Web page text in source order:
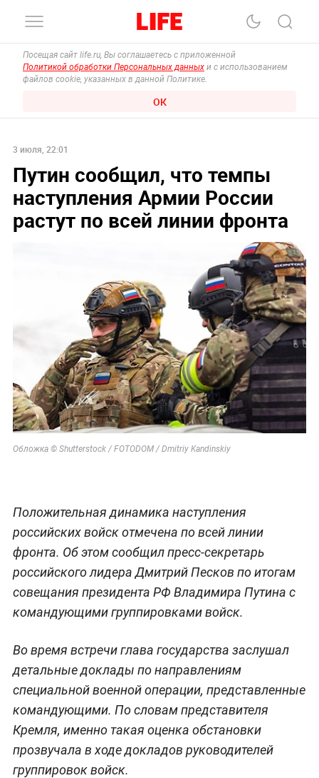
Посещая сайт life.ru, Вы соглашаетесь с приложенной
Политикой обработки Персональных данных и с использованием
файлов cookie, указанных в данной Политике.
ОК
3 июля, 22:01
Путин сообщил, что темпы
наступления Армии России
растут по всей линии фронта
Обложка © Shutterstock / FOTODOM / Dmitriy Kandinskiy
Положительная динамика наступления
российских войск отмечена по всей линии
фронта. Об этом сообщил пресс-секретарь
российского лидера Дмитрий Песков по итогам
совещания президента РФ Владимира Путина с
командующими группировками войск.
Во время встречи глава государства заслушал
детальные доклады по направлениям
специальной военной операции, представленные
командующими. По словам представителя
Кремля, именно такая оценка обстановки
прозвучала в ходе докладов руководителей
группировок войск.